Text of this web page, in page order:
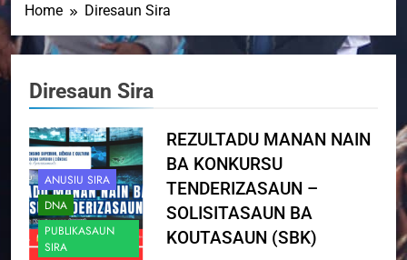
Home Diresaun Sira
Diresaun Sira
ANUSIU SIRA
DNA
PUBLIKASAUN
SIRA
REZULTADU MANAN NAIN
BA KONKURSU
TENDERIZASAUN –
SOLISITASAUN BA
KOUTASAUN (SBK)